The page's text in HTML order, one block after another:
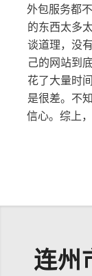
外包服务都
的东西太多
谈道理，没
己的网站到
花了大量时
是很差。不
信心。综上
连州